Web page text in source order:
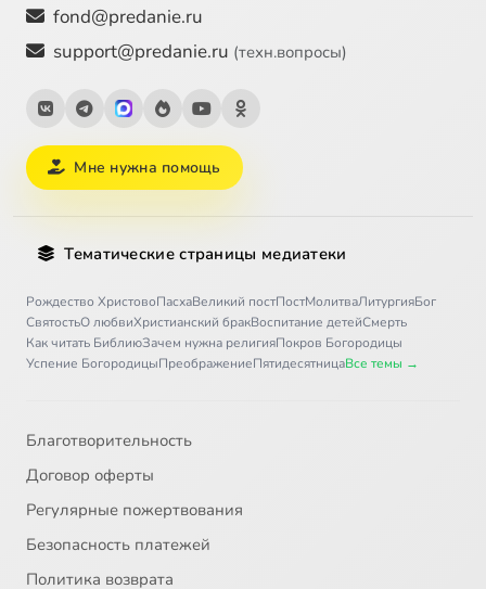
fond@predanie.ru
support@predanie.ru (техн.вопросы)
Мне нужна помощь
Тематические страницы медиатеки
Рождество ХристовоПасхаВеликий постПостМолитваЛитургияБог
СвятостьО любвиХристианский бракВоспитание детейСмерть
Как читать БиблиюЗачем нужна религияПокров Богородицы
Успение БогородицыПреображениеПятидесятницаВсе темы →
Благотворительность
Договор оферты
Регулярные пожертвования
Безопасность платежей
Политика возврата